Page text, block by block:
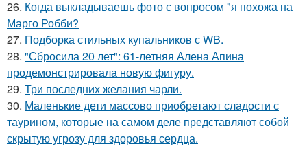
26. Когда выкладываешь фото с вопросом "я похожа на
Марго Робби?
27. Подборка стильных купальников с WB.
28. "Сбросила 20 лет": 61-летняя Алена Апина
продемонстрировала новую фигуру.
29. Три последних желания чарли.
30. Маленькие дети массово приобретают сладости с
таурином, которые на самом деле представляют собой
скрытую угрозу для здоровья сердца.